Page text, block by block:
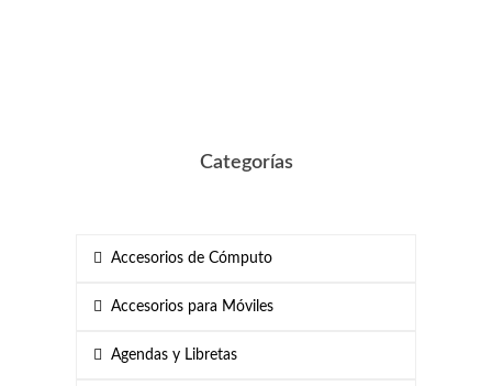
Categorías
Accesorios de Cómputo
Accesorios para Móviles
Agendas y Libretas